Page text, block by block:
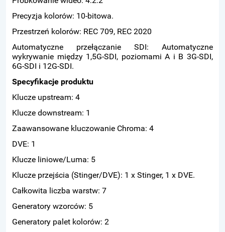
Precyzja kolorów: 10-bitowa.
Przestrzeń kolorów: REC 709, REC 2020
Automatyczne przełączanie SDI: Automatyczne
wykrywanie między 1,5G-SDI, poziomami A i B 3G-SDI,
6G-SDI i 12G-SDI.
Specyfikacje produktu
Klucze upstream: 4
Klucze downstream: 1
Zaawansowane kluczowanie Chroma: 4
DVE: 1
Klucze liniowe/Luma: 5
Klucze przejścia (Stinger/DVE): 1 x Stinger, 1 x DVE.
Całkowita liczba warstw: 7
Generatory wzorców: 5
Generatory palet kolorów: 2